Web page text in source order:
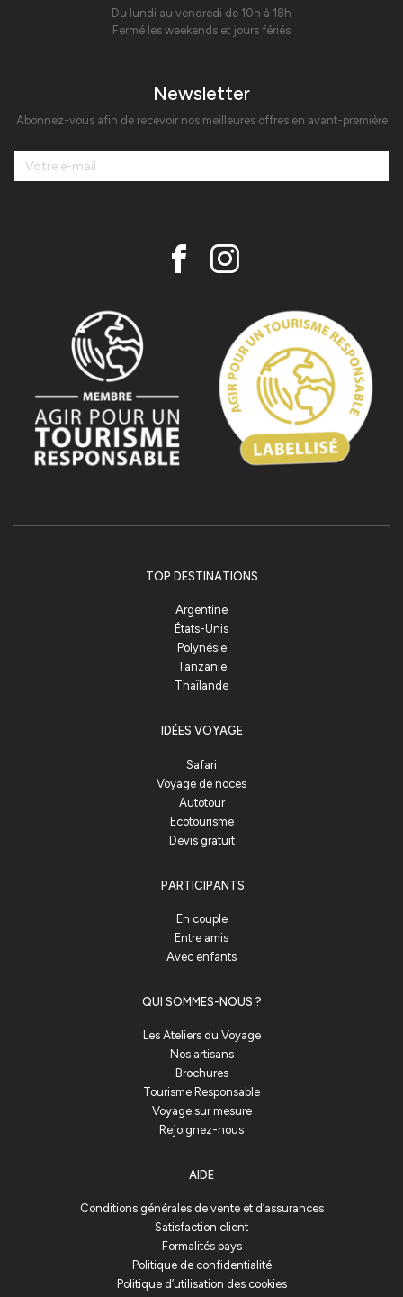
Du lundi au vendredi de 10h à 18h
Fermé les weekends et jours fériés
Newsletter
Abonnez-vous afin de recevoir nos meilleures offres en avant-première
TOP DESTINATIONS
Argentine
États-Unis
Polynésie
Tanzanie
Thaïlande
IDÉES VOYAGE
Safari
Voyage de noces
Autotour
Ecotourisme
Devis gratuit
PARTICIPANTS
En couple
Entre amis
Avec enfants
QUI SOMMES-NOUS ?
Les Ateliers du Voyage
Nos artisans
Brochures
Tourisme Responsable
Voyage sur mesure
Rejoignez-nous
AIDE
Conditions générales de vente et d’assurances
Satisfaction client
Formalités pays
Politique de confidentialité
Politique d’utilisation des cookies